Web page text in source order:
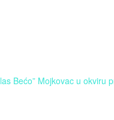
Bećo” Mojkovac u okviru